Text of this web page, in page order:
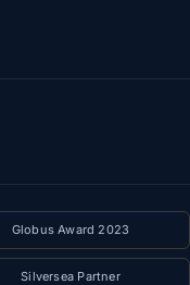
Globus Award 2023
Silversea Partner